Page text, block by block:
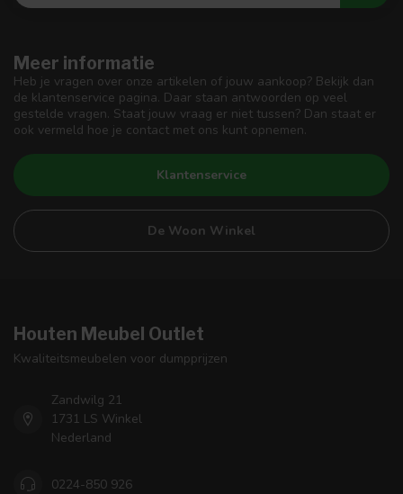
Meer informatie
Heb je vragen over onze artikelen of jouw aankoop? Bekijk dan
de klantenservice pagina. Daar staan antwoorden op veel
gestelde vragen. Staat jouw vraag er niet tussen? Dan staat er
ook vermeld hoe je contact met ons kunt opnemen.
Klantenservice
De Woon Winkel
Houten Meubel Outlet
Kwaliteitsmeubelen voor dumpprijzen
Zandwilg 21
1731 LS Winkel
Nederland
0224-850 926